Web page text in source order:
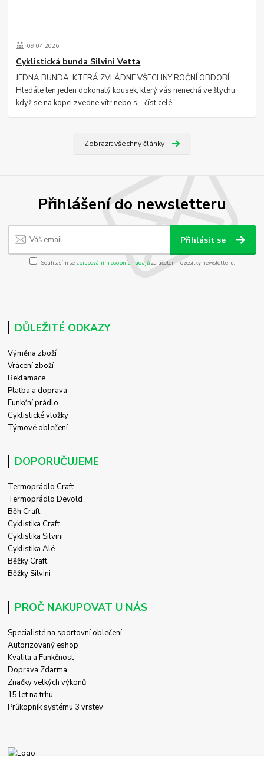
09.04.2026
Cyklistická bunda Silvini Vetta
JEDNA BUNDA, KTERÁ ZVLÁDNE VŠECHNY ROČNÍ OBDOBÍ
Hledáte ten jeden dokonalý kousek, který vás nenechá ve štychu,
když se na kopci zvedne vítr nebo s...číst celé
Zobrazit všechny články
Přihlášení do newsletteru
Přihlásit se
Souhlasím se zpracováním osobních údajůza účelem rozesílky newsletteru.
DŮLEŽITÉ ODKAZY
Výměna zboží
Vrácení zboží
Reklamace
Platba a doprava
Funkční prádlo
Cyklistické vložky
Týmové oblečení
DOPORUČUJEME
Termoprádlo Craft
Termoprádlo Devold
Běh Craft
Cyklistika Craft
Cyklistika Silvini
Cyklistika Alé
Běžky Craft
Běžky Silvini
PROČ NAKUPOVAT U NÁS
Specialisté na sportovní oblečení
Autorizovaný eshop
Kvalita a Funkčnost
Doprava Zdarma
Značky velkých výkonů
15 let na trhu
Průkopník systému 3 vrstev